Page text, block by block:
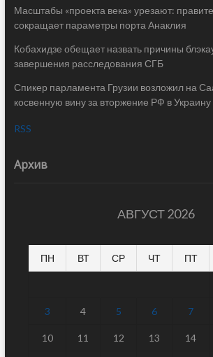
Масштабы «проекта века» урезают:
сокращает параметры порта Анаклия
Кобахидзе обещает назвать причины
завершения расследования СГБ
Спикер парламента Грузии возложил на
косвенную вину за вторжение РФ в Украину
RSS
Архив
АВГУСТ 2026
ПН ВТ СР ЧТ ПТ
3 4 5 6 7
10 11 12 13 14